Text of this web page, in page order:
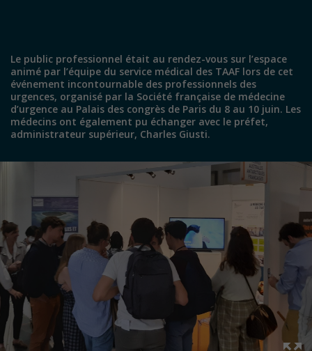
Le public professionnel était au rendez-vous sur l’espace
animé par l’équipe du service médical des TAAF lors de cet
événement incontournable des professionnels des
urgences, organisé par la Société française de médecine
d’urgence au Palais des congrès de Paris du 8 au 10 juin. Les
médecins ont également pu échanger avec le préfet,
administrateur supérieur, Charles Giusti.